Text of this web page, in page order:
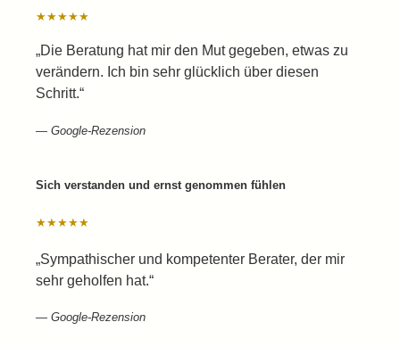
★★★★★
„Die Beratung hat mir den Mut gegeben, etwas zu
verändern. Ich bin sehr glücklich über diesen
Schritt.“
— Google-Rezension
Sich verstanden und ernst genommen fühlen
★★★★★
„Sympathischer und kompetenter Berater, der mir
sehr geholfen hat.“
— Google-Rezension